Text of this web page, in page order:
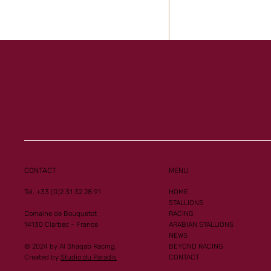
CONTACT
Tel. +33 (0)2 31 32 28 91
Domaine de Bouquetot
14130 Clarbec - France
© 2024 by Al Shaqab Racing.
Created byStudio du Paradis
MENU
HOME
STALLIONS
RACING
ARABIAN STALLIONS
NEWS
BEYOND RACING
CONTACT